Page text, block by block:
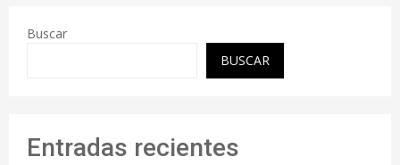
Buscar
BUSCAR
Entradas recientes